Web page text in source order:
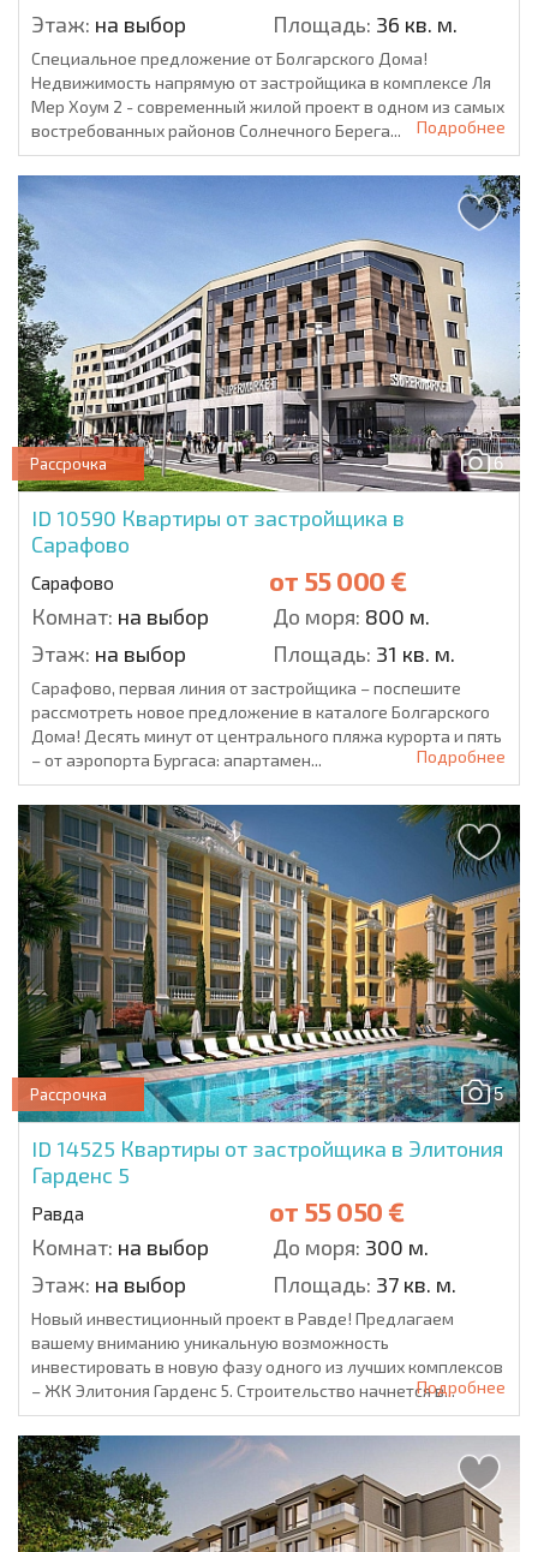
Этаж: на выбор Площадь: 36 кв. м.
Специальное предложение от Болгарского Дома!
Недвижимость напрямую от застройщика в комплексе Ля
Мер Хоум 2 - современный жилой проект в одном из самых
востребованных районов Солнечного Берега...
Подробнее
6
Рассрочка
ID 10590 Квартиры от застройщика в
Сарафово
Сарафово от 55 000 €
Комнат: на выбор До моря: 800 м.
Этаж: на выбор Площадь: 31 кв. м.
Сарафово, первая линия от застройщика – поспешите
рассмотреть новое предложение в каталоге Болгарского
Дома! Десять минут от центрального пляжа курорта и пять
– от аэропорта Бургаса: апартамен...
Подробнее
5
Рассрочка
ID 14525 Квартиры от застройщика в Элитония
Гарденс 5
Равда от 55 050 €
Комнат: на выбор До моря: 300 м.
Этаж: на выбор Площадь: 37 кв. м.
Новый инвестиционный проект в Равде! Предлагаем
вашему вниманию уникальную возможность
инвестировать в новую фазу одного из лучших комплексов
– ЖК Элитония Гарденс 5. Строительство начнется в...Подробнее